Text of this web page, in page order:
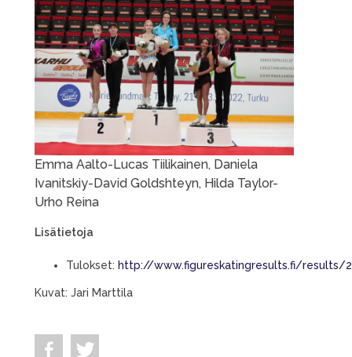
Emma Aalto-Lucas Tiilikainen, Daniela
Ivanitskiy-David Goldshteyn, Hilda Taylor-
Urho Reina
Lisätietoja
Tulokset: http://www.figureskatingresults.fi/results/
Kuvat: Jari Marttila